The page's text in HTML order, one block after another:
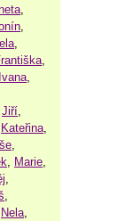
Ivana
Jiří
Kateřina
Marie
Nela